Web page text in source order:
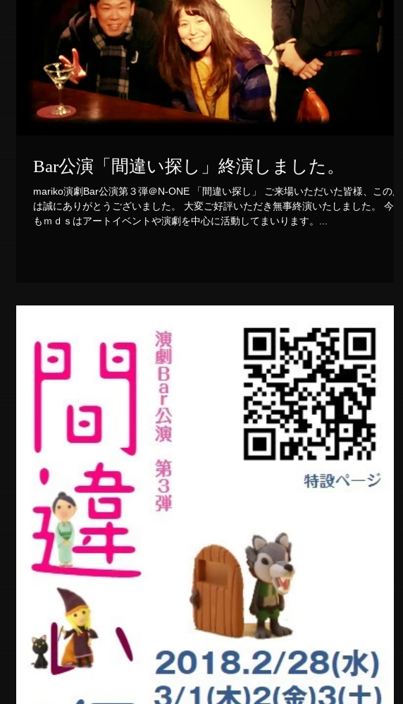
Bar公演「間違い探し」終演しました。
mariko演劇Bar公演第３弾＠N-ONE 「間違い探し」 ご来場いただいた皆様、この度
は誠にありがとうございました。 大変ご好評いただき無事終演いたしました。 今後
もｍｄｓはアートイベントや演劇を中心に活動してまいります。...